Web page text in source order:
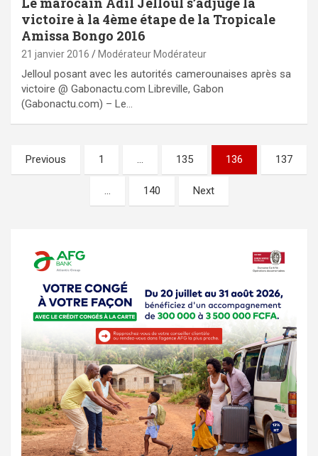
victoire à la 4ème étape de la Tropicale
Amissa Bongo 2016
21 janvier 2016 Modérateur Modérateur
Jelloul posant avec les autorités camerounaises après sa
victoire @ Gabonactu.com Libreville, Gabon
(Gabonactu.com) – Le…
Pagination
des
publications
Previous 1 … 135 136 137
… 140 Next